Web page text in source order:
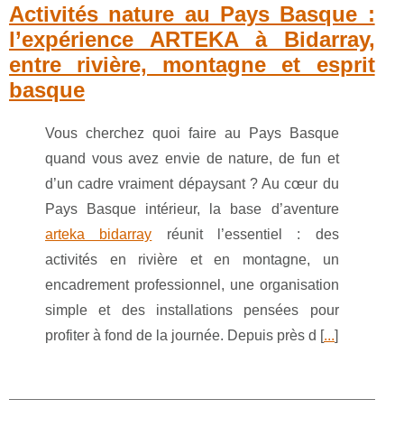
Activités nature au Pays Basque :
l’expérience ARTEKA à Bidarray,
entre rivière, montagne et esprit
basque
Vous cherchez quoi faire au Pays Basque
quand vous avez envie de nature, de fun et
d’un cadre vraiment dépaysant ? Au cœur du
Pays Basque intérieur, la base d’aventure
arteka bidarray réunit l’essentiel : des
activités en rivière et en montagne, un
encadrement professionnel, une organisation
simple et des installations pensées pour
profiter à fond de la journée. Depuis près d [...]